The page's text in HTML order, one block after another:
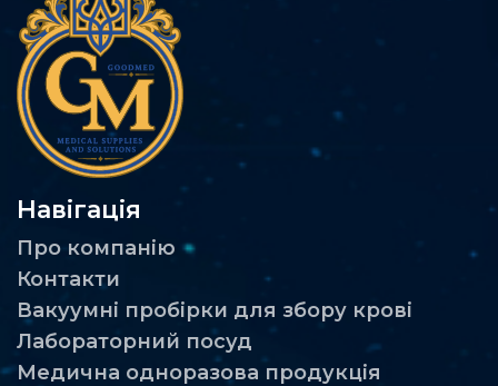
Навігація
Про компанію
Контакти
Вакуумні пробірки для збору крові
Лабораторний посуд
Медична одноразова продукція